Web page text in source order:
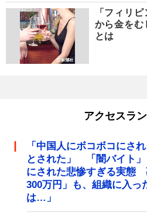
「フィリ
から金を
とは
アクセスラ
「中国人にボコボコにさ
とされた」 「闇バイト
にされた悲惨すぎる実態
300万円」も、組織に入っ
は…」